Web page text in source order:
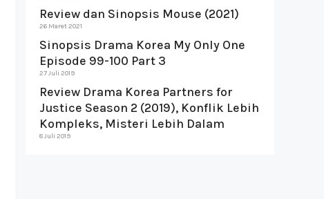
Review dan Sinopsis Mouse (2021)
26 Maret 2021
Sinopsis Drama Korea My Only One
Episode 99-100 Part 3
27 Juli 2019
Review Drama Korea Partners for
Justice Season 2 (2019), Konflik Lebih
Kompleks, Misteri Lebih Dalam
8 Juli 2019